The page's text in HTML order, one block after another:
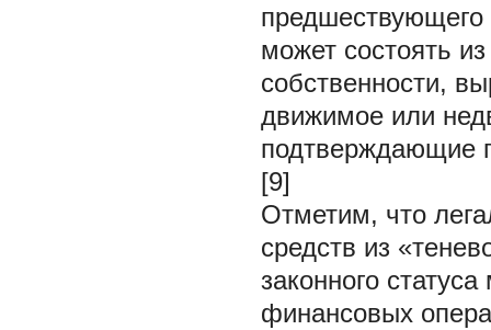
предшествующего
может состоять
собственности,
движимое или
подтверждающие
[9]
Отметим, что
средств из
законного
финансовых